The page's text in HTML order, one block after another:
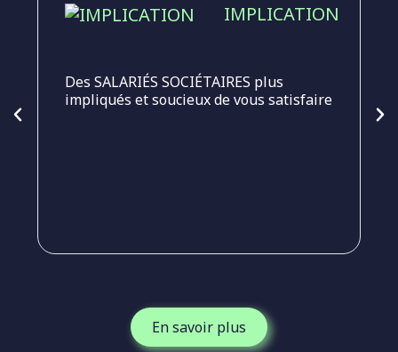
IMPLICATION
Des SALARIÉS SOCIÉTAIRES plus
impliqués et soucieux de vous satisfaire
En savoir plus